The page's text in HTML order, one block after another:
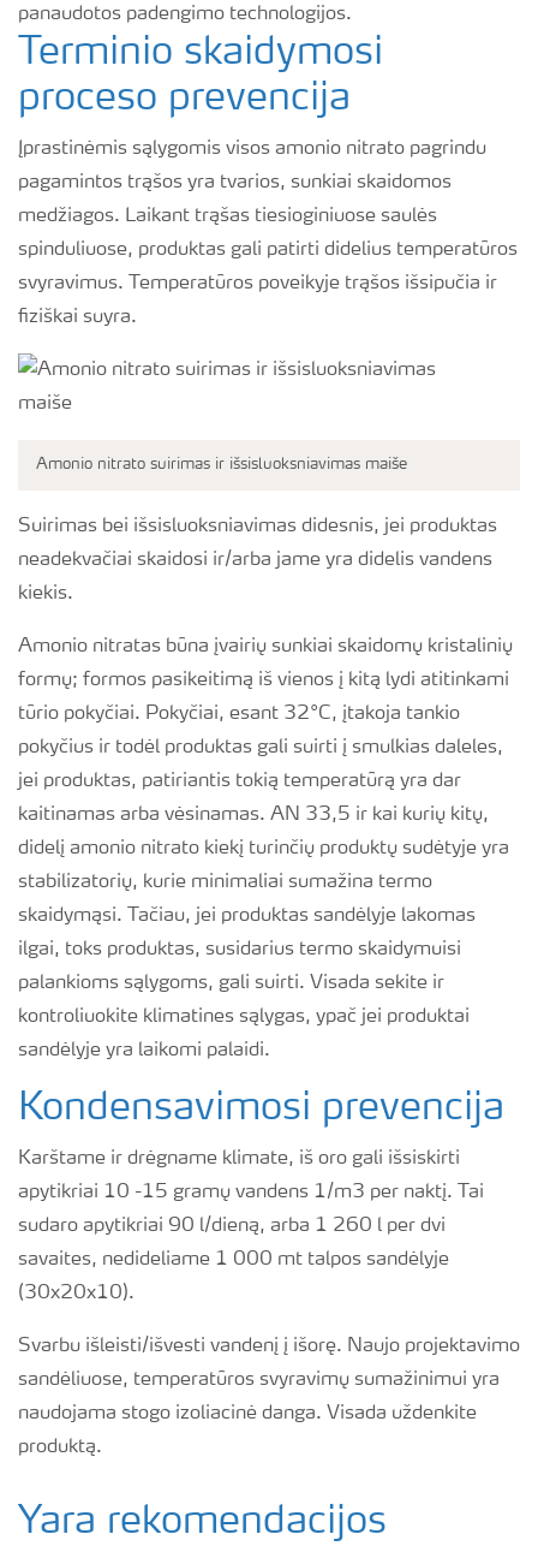
panaudotos padengimo technologijos.
Terminio skaidymosi
proceso prevencija
Įprastinėmis sąlygomis visos amonio nitrato pagrindu
pagamintos trąšos yra tvarios, sunkiai skaidomos
medžiagos. Laikant trąšas tiesioginiuose saulės
spinduliuose, produktas gali patirti didelius temperatūros
svyravimus. Temperatūros poveikyje trąšos išsipučia ir
fiziškai suyra.
Amonio nitrato suirimas ir išsisluoksniavimas maiše
Suirimas bei išsisluoksniavimas didesnis, jei produktas
neadekvačiai skaidosi ir/arba jame yra didelis vandens
kiekis.
Amonio nitratas būna įvairių sunkiai skaidomų kristalinių
formų; formos pasikeitimą iš vienos į kitą lydi atitinkami
tūrio pokyčiai. Pokyčiai, esant 32°C, įtakoja tankio
pokyčius ir todėl produktas gali suirti į smulkias daleles,
jei produktas, patiriantis tokią temperatūrą yra dar
kaitinamas arba vėsinamas. AN 33,5 ir kai kurių kitų,
didelį amonio nitrato kiekį turinčių produktų sudėtyje yra
stabilizatorių, kurie minimaliai sumažina termo
skaidymąsi. Tačiau, jei produktas sandėlyje lakomas
ilgai, toks produktas, susidarius termo skaidymuisi
palankioms sąlygoms, gali suirti. Visada sekite ir
kontroliuokite klimatines sąlygas, ypač jei produktai
sandėlyje yra laikomi palaidi.
Kondensavimosi prevencija
Karštame ir drėgname klimate, iš oro gali išsiskirti
apytikriai 10 -15 gramų vandens 1/m3 per naktį. Tai
sudaro apytikriai 90 l/dieną, arba 1 260 l per dvi
savaites, nedideliame 1 000 mt talpos sandėlyje
(30x20x10).
Svarbu išleisti/išvesti vandenį į išorę. Naujo projektavimo
sandėliuose, temperatūros svyravimų sumažinimui yra
naudojama stogo izoliacinė danga. Visada uždenkite
produktą.
Yara rekomendacijos